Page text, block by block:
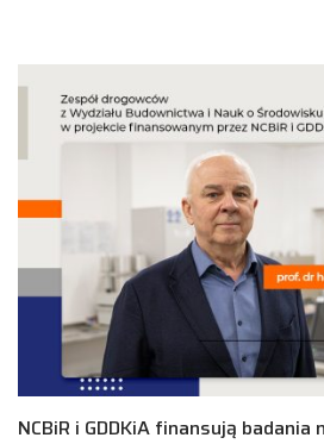
NCBiR i GDDKiA finansują